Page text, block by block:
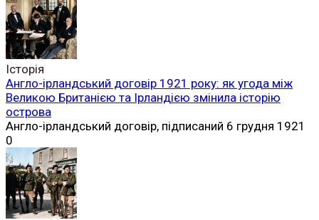
Історія
Англо-ірландський договір 1921 року: як угода між
Великою Британією та Ірландією змінила історію
острова
Англо-ірландський договір, підписаний 6 грудня 1921
0